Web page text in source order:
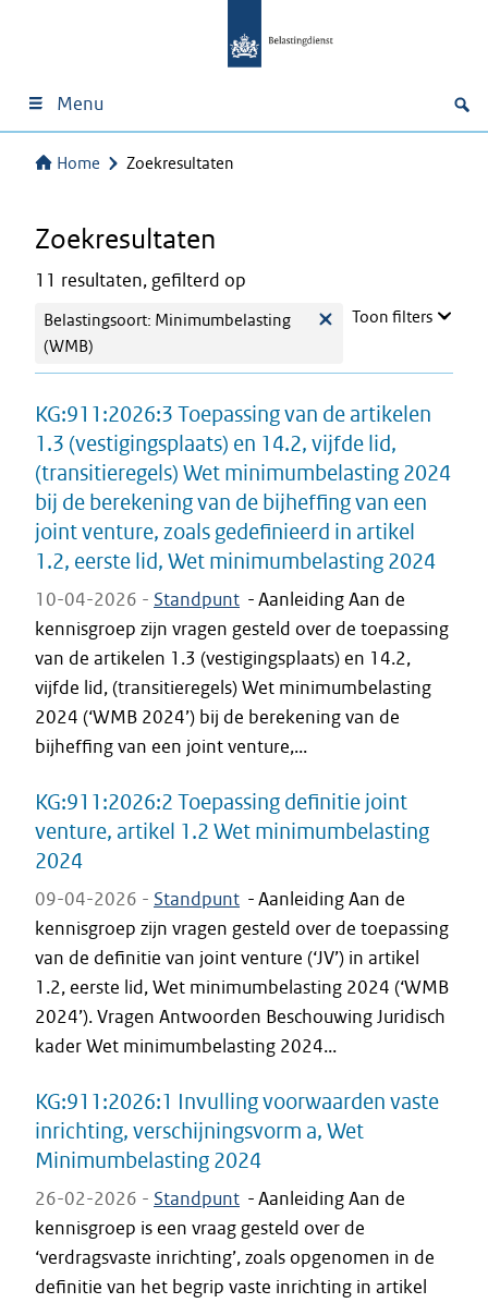
Menu
Home Zoekresultaten
Zoekresultaten
11 resultaten, gefilterd op
Belastingsoort: Minimumbelasting
(WMB)
Toon filters
KG:911:2026:3 Toepassing van de artikelen
1.3 (vestigingsplaats) en 14.2, vijfde lid,
(transitieregels) Wet minimumbelasting 2024
bij de berekening van de bijheffing van een
joint venture, zoals gedefinieerd in artikel
1.2, eerste lid, Wet minimumbelasting 2024
10-04-2026 - Standpunt -Aanleiding Aan de
kennisgroep zijn vragen gesteld over de toepassing
van de artikelen 1.3 (vestigingsplaats) en 14.2,
vijfde lid, (transitieregels) Wet minimumbelasting
2024 (‘WMB 2024’) bij de berekening van de
bijheffing van een joint venture,...
KG:911:2026:2 Toepassing definitie joint
venture, artikel 1.2 Wet minimumbelasting
2024
09-04-2026 - Standpunt -Aanleiding Aan de
kennisgroep zijn vragen gesteld over de toepassing
van de definitie van joint venture (‘JV’) in artikel
1.2, eerste lid, Wet minimumbelasting 2024 (‘WMB
2024’). Vragen Antwoorden Beschouwing Juridisch
kader Wet minimumbelasting 2024...
KG:911:2026:1 Invulling voorwaarden vaste
inrichting, verschijningsvorm a, Wet
Minimumbelasting 2024
26-02-2026 - Standpunt -Aanleiding Aan de
kennisgroep is een vraag gesteld over de
‘verdragsvaste inrichting’, zoals opgenomen in de
definitie van het begrip vaste inrichting in artikel